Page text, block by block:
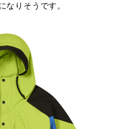
なりそうです。